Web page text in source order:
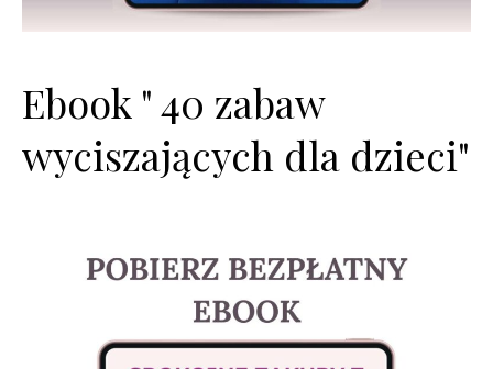
Ebook " 40 zabaw
wyciszających dla dzieci"